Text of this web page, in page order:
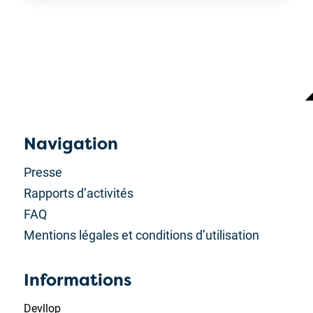
Navigation
Presse
Rapports d’activités
FAQ
Mentions légales et conditions d’utilisation
Informations
Devllop